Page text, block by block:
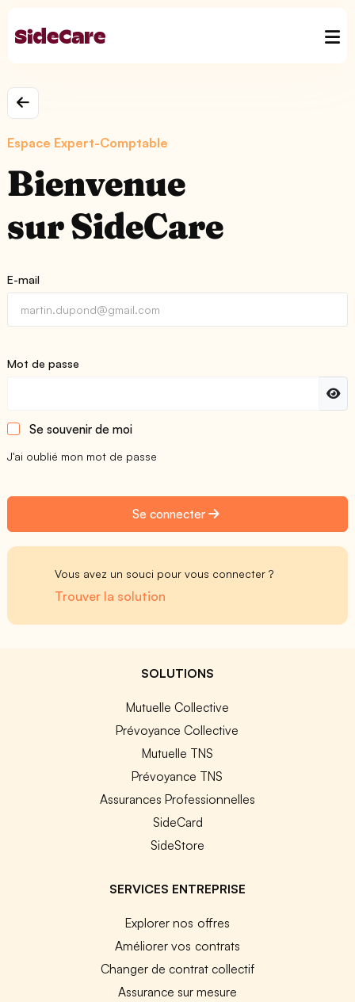
Espace Expert-Comptable
Bienvenue
sur SideCare
E-mail
Mot de passe
Se souvenir de moi
J'ai oublié mon mot de passe
Se connecter
Vous avez un souci pour vous connecter ?
Trouver la solution
SOLUTIONS
Mutuelle Collective
Prévoyance Collective
Mutuelle TNS
Prévoyance TNS
Assurances Professionnelles
SideCard
SideStore
SERVICES ENTREPRISE
Explorer nos offres
Améliorer vos contrats
Changer de contrat collectif
Assurance sur mesure